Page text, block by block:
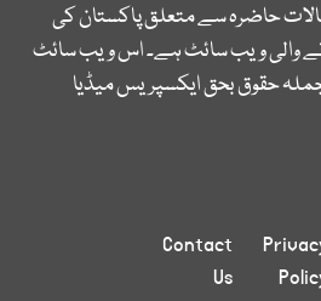
حاضرہ سے متعلق پاکستان کی
والی ویب سائٹ ہے۔ اس ویب سائٹ
حقوق بحق ایکسپریس میڈیا
Contact
Us